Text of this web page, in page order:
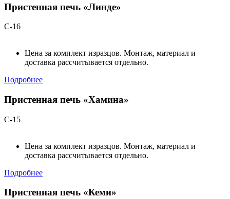
Пристенная печь «Линде»
С-16
Цена за комплект изразцов. Монтаж, материал и
доставка рассчитывается отдельно.
Подробнее
Пристенная печь «Хамина»
С-15
Цена за комплект изразцов. Монтаж, материал и
доставка рассчитывается отдельно.
Подробнее
Пристенная печь «Кеми»